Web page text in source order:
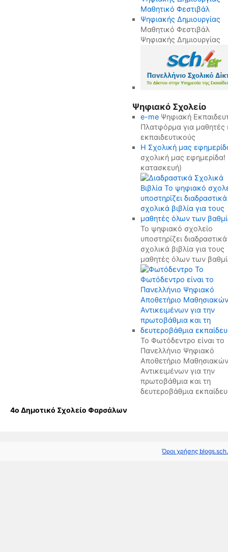
Μαθητικό Φεστιβάλ
Ψηφιακής Δημιουργίας
Ψηφιακό Σχολείο
e-meΨηφιακή
Πλατφόρμα για μαθητές
εκπαιδευτικούς
H Σχολική μας
σχολική μας εφημερίδα!
κατασκευή)
Το ψηφιακό σχολείο
υποστηρίζει διαδραστικά
σχολικά βιβλία για τους
μαθητές όλων των
Το Φωτόδεντρο είναι το
Πανελλήνιο Ψηφιακό
Αποθετήριο Μαθησιακών
Αντικειμένων για την
πρωτοβάθμια και τη
δευτεροβάθμια
4ο Δημοτικό Σχολείο Φαρσάλων
Όροι χρήσης